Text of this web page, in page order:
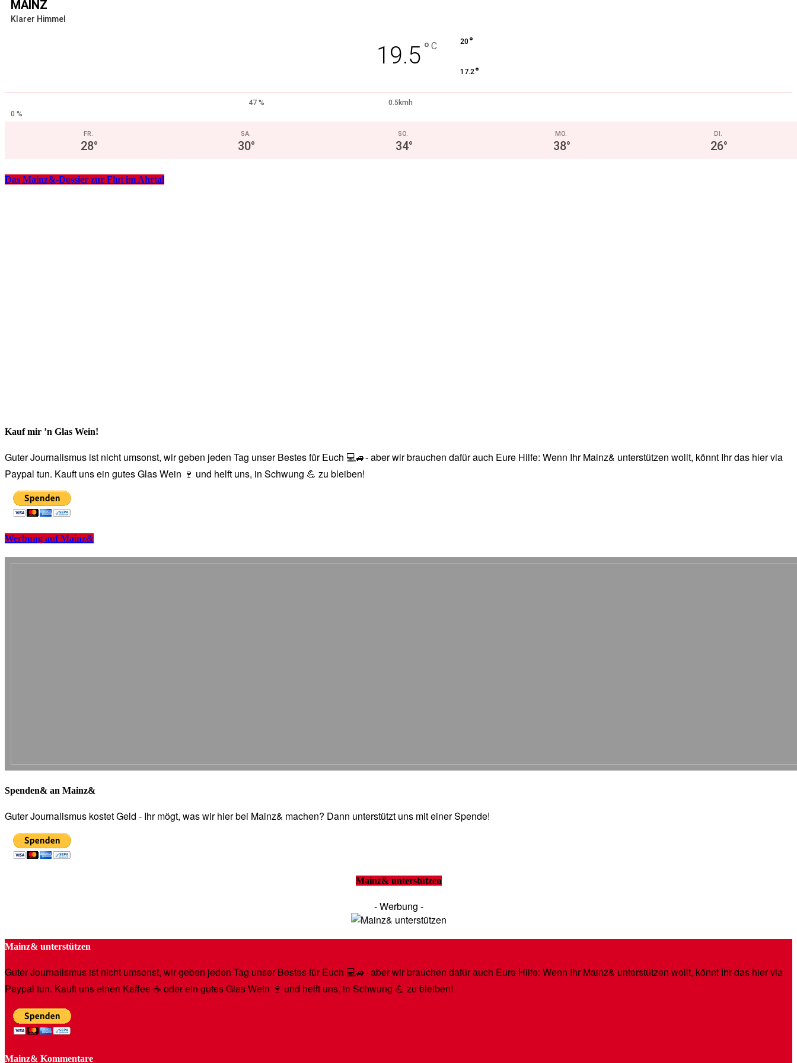
MAINZ
Klarer Himmel
19.5 ° C 20°
17.2°
47 %
0.5kmh
0 %
FR.
28°
SA.
30°
SO.
34°
MO.
38°
DI.
26°
Das Mainz&-Dossier zur Flut im Ahrtal
Kauf mir ’n Glas Wein!
Guter Journalismus ist nicht umsonst, wir geben jeden Tag unser Bestes für Euch 💻🚙- aber wir brauchen dafür auch Eure Hilfe: Wenn Ihr Mainz& unterstützen wollt, könnt Ihr das hier via
Paypal tun. Kauft uns ein gutes Glas Wein 🍷 und helft uns, in Schwung 💪 zu bleiben!
Werbung auf Mainz&
Spenden& an Mainz&
Guter Journalismus kostet Geld - Ihr mögt, was wir hier bei Mainz& machen? Dann unterstützt uns mit einer Spende!
Mainz& unterstützen
- Werbung -
Mainz& unterstützen
Guter Journalismus ist nicht umsonst, wir geben jeden Tag unser Bestes für Euch 💻🚙- aber wir brauchen dafür auch Eure Hilfe: Wenn Ihr Mainz& unterstützen wollt, könnt Ihr das hier via
Paypal tun. Kauft uns einen Kaffee ☕️ oder ein gutes Glas Wein 🍷 und helft uns, in Schwung 💪 zu bleiben!
Mainz& Kommentare